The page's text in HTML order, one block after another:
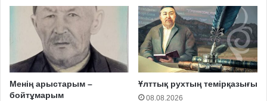
Менің арыстарым –
бойтұмарым
Ұлттық рухтың темірқазығы
08.08.2026